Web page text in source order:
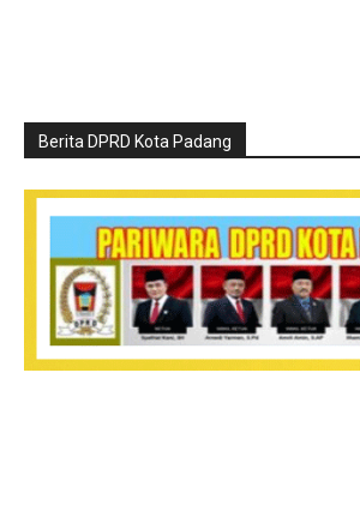
Berita DPRD Kota Padang